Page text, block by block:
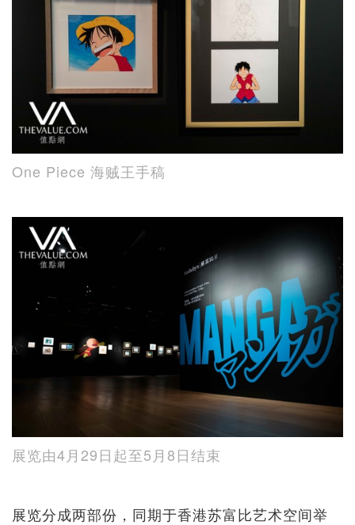
One Piece 海贼王手稿
展览由4月29日起至5月8日结束
展览分成两部份，同期于香港苏富比艺术空间举